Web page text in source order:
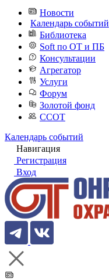
Новости
Календарь событий
Библиотека
Soft по ОТ и ПБ
Консультации
Агрегатор
Услуги
Форум
Золотой фонд
ССОТ
Календарь событий
Навигация
Регистрация
Вход